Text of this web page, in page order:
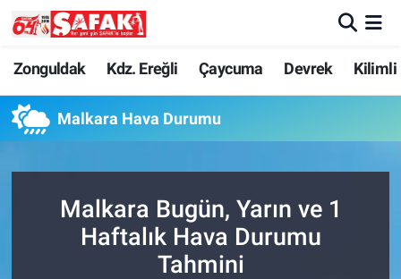
Zonguldak Kdz. Ereğli Çaycuma Devrek Kilimli
Malkara Hava Durumu
Malkara Bugün, Yarın ve 1
Haftalık Hava Durumu
Tahmini
Zonguldak
Kdz. Ereğli
Devrek
Kilimli
Zonguldak Nöbetçi Eczaneler
Zonguldak Hava Durumu
Zonguldak Trafik Yoğunluk Haritası
Süper Lig Puan Durumu ve Fikstür